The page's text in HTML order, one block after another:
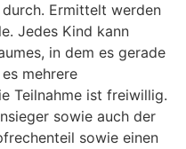
Ermittelt werden
Jedes Kind kann
in dem es gerade
mehrere
Teilnahme ist freiwillig.
sowie auch der
sowie einen